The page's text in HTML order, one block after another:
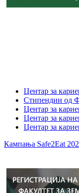
Центар за
Стипендии од
Центар за
Центар за
Центар за
Кампања Safe2Eat